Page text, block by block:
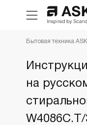
Техника
Уход за
Бытовая техника
на
W4086C.T/